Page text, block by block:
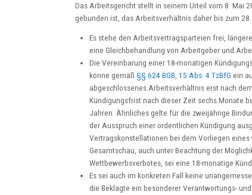
Das Arbeitsgericht stellt in seinem Urteil vom 8. Mai
gebunden ist, das Arbeitsverhältnis daher bis zum
Es stehe den Arbeitsvertragsparteien frei,
eine Gleichbehandlung von Arbeitgeber und
Die Vereinbarung einer 18-monatigen
könne gemäß §§ 624 BGB 15 Abs. 4 TzBfG ein
abgeschlossenes Arbeitsverhältnis erst nach
Kündigungsfrist nach dieser Zeit sechs Monate
Jahren. Ähnliches gelte für die zweijährige
der Ausspruch einer ordentlichen Kündigung
Vertragskonstellationen bei dem Vorliegen
Gesamtschau, auch unter Beachtung der
Wettbewerbsverbotes, sei eine 18-monatige
Es sei auch im konkreten Fall keine
die Beklagte ein besonderer Verantwortungs-